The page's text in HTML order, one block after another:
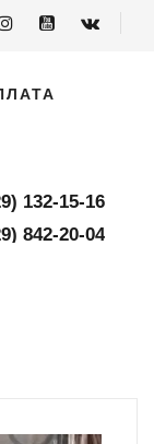
132-15-16
842-20-04